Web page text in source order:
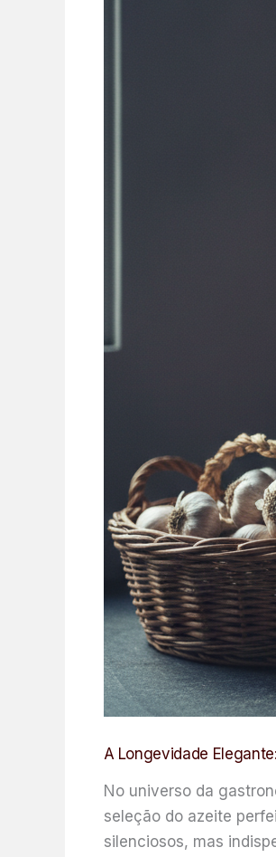
A Longevidade
No universo da
seleção do azeite
silenciosos, mas